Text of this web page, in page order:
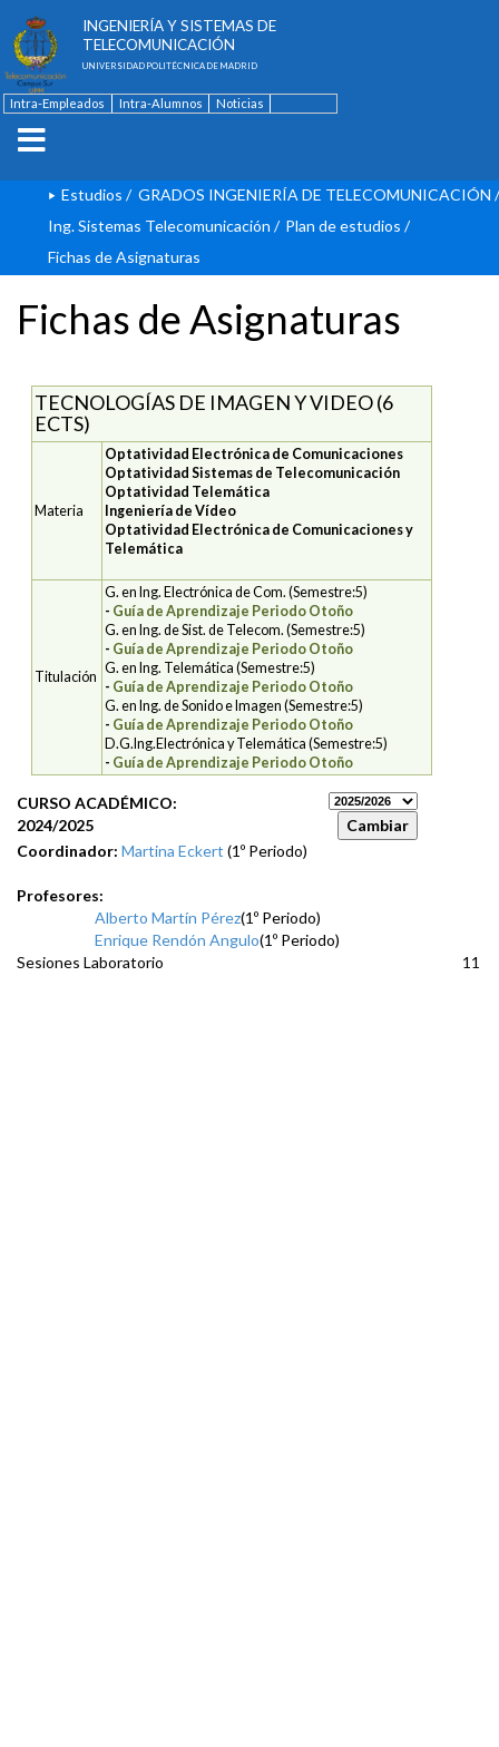
INGENIERÍA Y SISTEMAS DE
TELECOMUNICACIÓN
UNIVERSIDAD POLITÉCNICA DE MADRID
Intra-Empleados Intra-Alumnos
Noticias
Estudios / GRADOS INGENIERÍA DE TELECOMUNICACIÓN /
Ing. Sistemas Telecomunicación / Plan de estudios /
Fichas de Asignaturas
Fichas de Asignaturas
TECNOLOGÍAS DE IMAGEN Y VIDEO (6
ECTS)
Materia
Optatividad Electrónica de Comunicaciones
Optatividad Sistemas de Telecomunicación
Optatividad Telemática
Ingeniería de Vídeo
Optatividad Electrónica de Comunicaciones y
Telemática
Titulación
G. en Ing. Electrónica de Com. (Semestre:5)
- Guía de Aprendizaje Periodo Otoño
G. en Ing. de Sist. de Telecom. (Semestre:5)
- Guía de Aprendizaje Periodo Otoño
G. en Ing. Telemática (Semestre:5)
- Guía de Aprendizaje Periodo Otoño
G. en Ing. de Sonido e Imagen (Semestre:5)
- Guía de Aprendizaje Periodo Otoño
D.G.Ing.Electrónica y Telemática (Semestre:5)
- Guía de Aprendizaje Periodo Otoño
CURSO ACADÉMICO:
2024/2025
Coordinador: Martina Eckert (1º Periodo)
Profesores:
Alberto Martín Pérez(1º Periodo)
Enrique Rendón Angulo(1º Periodo)
Sesiones Laboratorio
11